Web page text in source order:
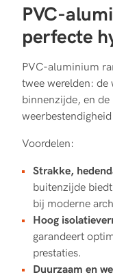
PVC-
perfecte
PVC-aluminium
twee werelden: de
binnenzijde, en
Voordelen:
Strakke,
buitenzijde
bij moderne
Hoog
garandeert
prestaties.
Duurzaam en